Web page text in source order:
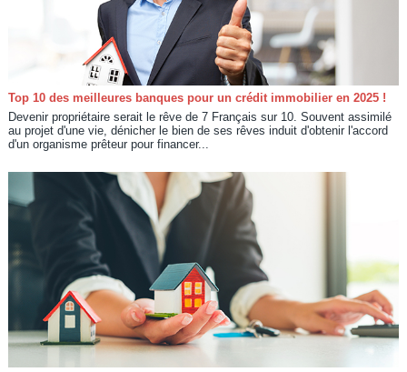
Top 10 des meilleures banques pour un crédit immobilier en 2025 !
Devenir propriétaire serait le rêve de 7 Français sur 10. Souvent assimilé
au projet d'une vie, dénicher le bien de ses rêves induit d'obtenir l'accord
d'un organisme prêteur pour financer...